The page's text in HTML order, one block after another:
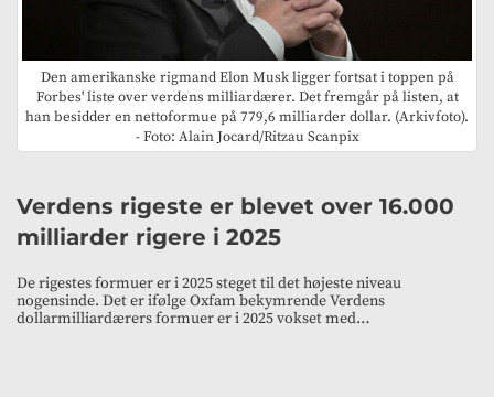
Den amerikanske rigmand Elon Musk ligger fortsat i toppen på
Forbes' liste over verdens milliardærer. Det fremgår på listen, at
han besidder en nettoformue på 779,6 milliarder dollar. (Arkivfoto).
- Foto: Alain Jocard/Ritzau Scanpix
Verdens rigeste er blevet over 16.000
milliarder rigere i 2025
De rigestes formuer er i 2025 steget til det højeste niveau
nogensinde. Det er ifølge Oxfam bekymrende Verdens
dollarmilliardærers formuer er i 2025 vokset med…